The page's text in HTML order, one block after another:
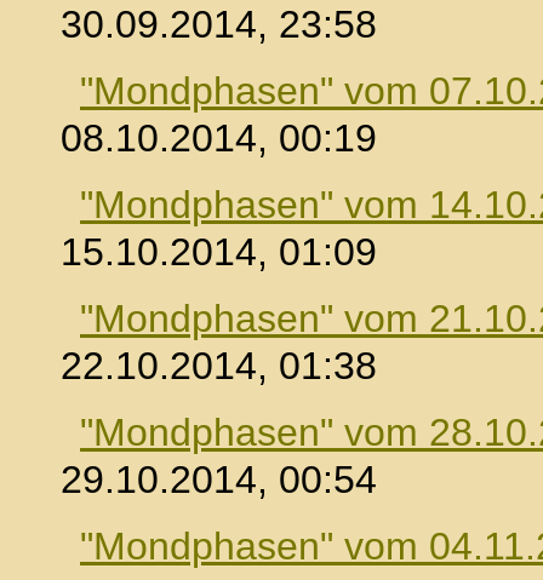
30.09.2014, 23:58
"Mondphasen" vom
08.10.2014, 00:19
"Mondphasen" vom
15.10.2014, 01:09
"Mondphasen" vom
22.10.2014, 01:38
"Mondphasen" vom
29.10.2014, 00:54
"Mondphasen" vom